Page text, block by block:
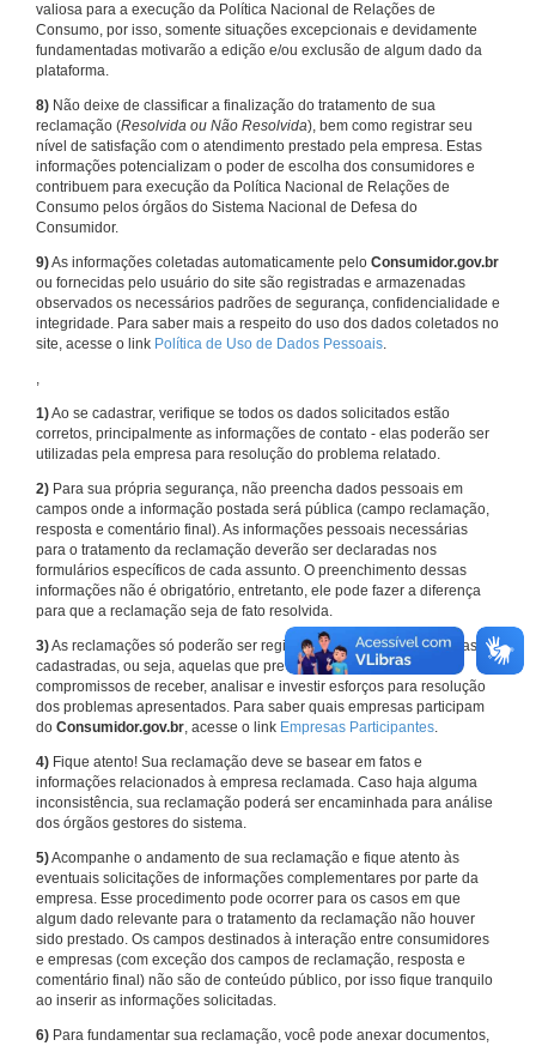
valiosa para a execução da Política Nacional de Relações de
Consumo, por isso, somente situações excepcionais e devidamente
fundamentadas motivarão a edição e/ou exclusão de algum dado da
plataforma.
8) Não deixe de classificar a finalização do tratamento de sua
reclamação (Resolvida ou Não Resolvida), bem como registrar seu
nível de satisfação com o atendimento prestado pela empresa. Estas
informações potencializam o poder de escolha dos consumidores e
contribuem para execução da Política Nacional de Relações de
Consumo pelos órgãos do Sistema Nacional de Defesa do
Consumidor.
9)As informações coletadas automaticamente pelo Consumidor.gov.br
ou fornecidas pelo usuário do site são registradas e armazenadas
observados os necessários padrões de segurança, confidencialidade e
integridade. Para saber mais a respeito do uso dos dados coletados no
site, acesse o link Política de Uso de Dados Pessoais.
,
1)Ao se cadastrar, verifique se todos os dados solicitados estão
corretos, principalmente as informações de contato - elas poderão ser
utilizadas pela empresa para resolução do problema relatado.
2) Para sua própria segurança, não preencha dados pessoais em
campos onde a informação postada será pública (campo reclamação,
resposta e comentário final). As informações pessoais necessárias
para o tratamento da reclamação deverão ser declaradas nos
formulários específicos de cada assunto. O preenchimento dessas
informações não é obrigatório, entretanto, ele pode fazer a diferença
para que a reclamação seja de fato resolvida.
3)As reclamações só poderão ser registradas em face de empresas
cadastradas, ou seja, aquelas que previamente assumiram
compromissos de receber, analisar e investir esforços para resolução
dos problemas apresentados. Para saber quais empresas participam
do Consumidor.gov.br, acesse o link Empresas Participantes.
4) Fique atento! Sua reclamação deve se basear em fatos e
informações relacionados à empresa reclamada. Caso haja alguma
inconsistência, sua reclamação poderá ser encaminhada para análise
dos órgãos gestores do sistema.
5)Acompanhe o andamento de sua reclamação e fique atento às
eventuais solicitações de informações complementares por parte da
empresa. Esse procedimento pode ocorrer para os casos em que
algum dado relevante para o tratamento da reclamação não houver
sido prestado. Os campos destinados à interação entre consumidores
e empresas (com exceção dos campos de reclamação, resposta e
comentário final) não são de conteúdo público, por isso fique tranquilo
ao inserir as informações solicitadas.
6) Para fundamentar sua reclamação, você pode anexar documentos,